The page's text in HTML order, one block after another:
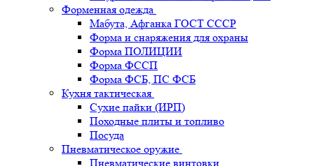
Форменная одежда
Мабута, Афганка ГОСТ СССР
Форма и снаряжения для охраны
Форма ПОЛИЦИИ
Форма ФССП
Форма ФСБ, ПС ФСБ
Кухня тактическая
Сухие пайки (ИРП)
Походные плиты и топливо
Посуда
Пневматическое оружие
Пневматические винтовки